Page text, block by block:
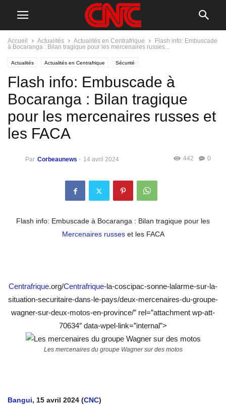
Accueil Actualités Actualités en Centrafrique
Flash info: Embuscade
à Bocaranga : Bilan tragique pour les mercenaires russes...
Actualités Actualités en Centrafrique Sécurité
Flash info: Embuscade à
Bocaranga : Bilan tragique
pour les mercenaires russes et
les FACA
Par Corbeaunews - 14 avril 2024 0
442
Flash info: Embuscade à Bocaranga : Bilan tragique pour les
Mercenaires russeset les FACA
Centrafrique.org/Centrafrique-la-coscipac-sonne-lalarme-sur-la-
situation-securitaire-dans-le-pays/deux-mercenaires-du-groupe-
wagner-sur-deux-motos-en-province/” rel=”attachment wp-att-
70634″ data-wpel-link=”internal”>
Les mercenaires du groupe Wagner sur des motos
Bangui, 15 avril 2024 (CNC)